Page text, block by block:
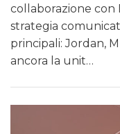
collaborazione
strategia
principali: Jordan,
ancora la unit…